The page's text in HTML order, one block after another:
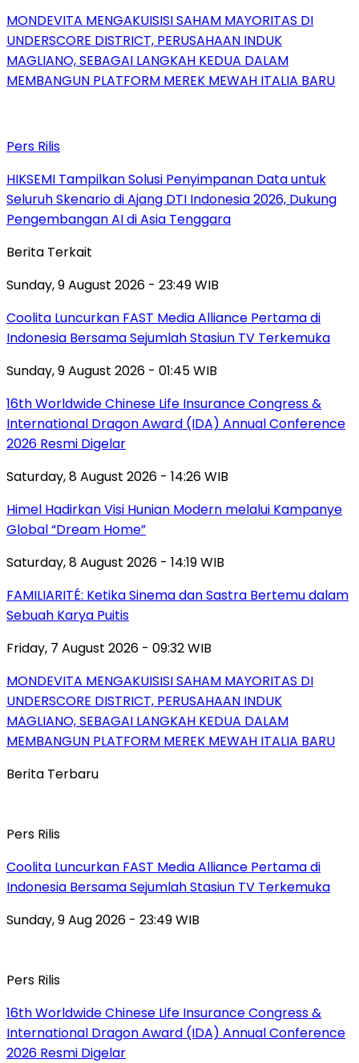
MONDEVITA MENGAKUISISI SAHAM MAYORITAS DI
UNDERSCORE DISTRICT, PERUSAHAAN INDUK
MAGLIANO, SEBAGAI LANGKAH KEDUA DALAM
MEMBANGUN PLATFORM MEREK MEWAH ITALIA BARU
Pers Rilis
HIKSEMI Tampilkan Solusi Penyimpanan Data untuk
Seluruh Skenario di Ajang DTI Indonesia 2026, Dukung
Pengembangan AI di Asia Tenggara
Berita Terkait
Sunday, 9 August 2026 - 23:49 WIB
Coolita Luncurkan FAST Media Alliance Pertama di
Indonesia Bersama Sejumlah Stasiun TV Terkemuka
Sunday, 9 August 2026 - 01:45 WIB
16th Worldwide Chinese Life Insurance Congress &
International Dragon Award (IDA) Annual Conference
2026 Resmi Digelar
Saturday, 8 August 2026 - 14:26 WIB
Himel Hadirkan Visi Hunian Modern melalui Kampanye
Global “Dream Home”
Saturday, 8 August 2026 - 14:19 WIB
FAMILIARITÉ: Ketika Sinema dan Sastra Bertemu dalam
Sebuah Karya Puitis
Friday, 7 August 2026 - 09:32 WIB
MONDEVITA MENGAKUISISI SAHAM MAYORITAS DI
UNDERSCORE DISTRICT, PERUSAHAAN INDUK
MAGLIANO, SEBAGAI LANGKAH KEDUA DALAM
MEMBANGUN PLATFORM MEREK MEWAH ITALIA BARU
Berita Terbaru
Pers Rilis
Coolita Luncurkan FAST Media Alliance Pertama di
Indonesia Bersama Sejumlah Stasiun TV Terkemuka
Sunday, 9 Aug 2026 - 23:49 WIB
Pers Rilis
16th Worldwide Chinese Life Insurance Congress &
International Dragon Award (IDA) Annual Conference
2026 Resmi Digelar